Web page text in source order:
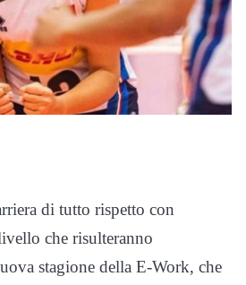
di tutto rispetto con
che risulteranno
stagione della E-Work, che